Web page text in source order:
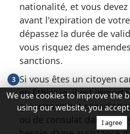
nationalité, et vous
avant l'expiration de
dépassez la durée de
vous risquez des
sanctions.
3 Si vous êtes un citoyen
en Éthiopie, il est
gouvernement canadien
ou de consulat dans le
We use cookies to improve the
using our website, you
I agree